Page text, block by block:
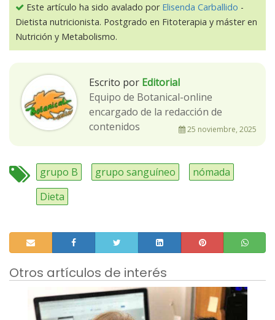
Este artículo ha sido avalado por Elisenda Carballido -
Dietista nutricionista. Postgrado en Fitoterapia y máster en
Nutrición y Metabolismo.
Escrito por Editorial
Equipo de Botanical-online
encargado de la redacción de
contenidos
25 noviembre, 2025
grupo B grupo sanguíneo
nómada
Dieta
Otros artículos de interés